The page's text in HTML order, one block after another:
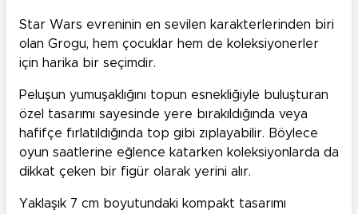
Star Wars evreninin en sevilen karakterlerinden biri
olan Grogu, hem çocuklar hem de koleksiyonerler
için harika bir seçimdir.
Peluşun yumuşaklığını topun esnekliğiyle buluşturan
özel tasarımı sayesinde yere bırakıldığında veya
hafifçe fırlatıldığında top gibi zıplayabilir. Böylece
oyun saatlerine eğlence katarken koleksiyonlarda da
dikkat çeken bir figür olarak yerini alır.
Yaklaşık 7 cm boyutundaki kompakt tasarımı